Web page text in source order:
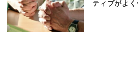
ティブがよ